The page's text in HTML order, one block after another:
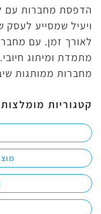
קטגוריות מומלצות
הדפסת מחברות עם
ויעיל שמסייע
לאורך זמן. עם
מתמדת ומיתוג חיובי.
מחברות ממותגות